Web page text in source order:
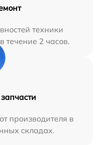
техники
течение 2 часов.
производителя в
складах.